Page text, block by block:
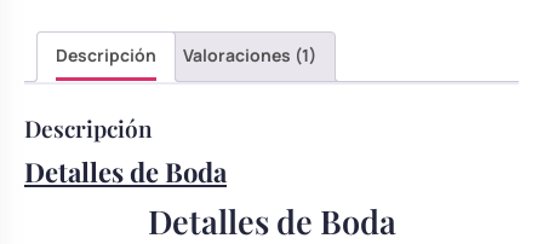
Descripción Valoraciones (1)
Descripción
Detalles de Boda
Detalles de Boda